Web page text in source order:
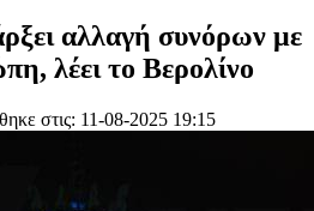
αλλαγή συνόρων με
λέει το Βερολίνο
στις: 11-08-2025 19:15